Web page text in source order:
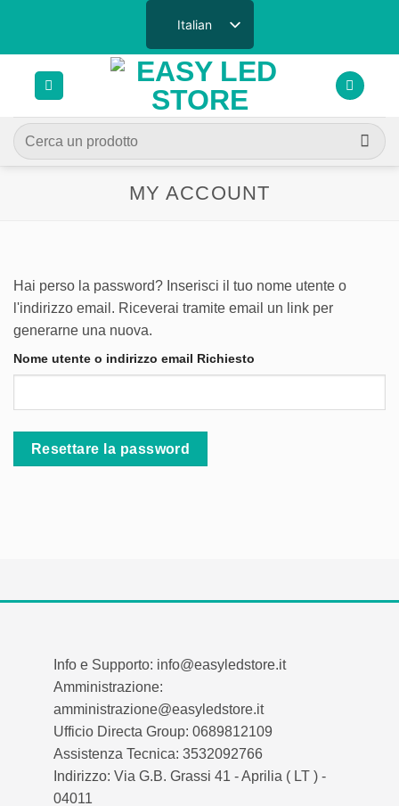
contenuti
Italian
Cerca:
MY ACCOUNT
Hai perso la password? Inserisci il tuo nome utente o
l'indirizzo email. Riceverai tramite email un link per
generarne una nuova.
Nome utente o indirizzo email Richiesto
Resettare la password
Info e Supporto: info@easyledstore.it
Amministrazione:
amministrazione@easyledstore.it
Ufficio Directa Group: 0689812109
Assistenza Tecnica: 3532092766
Indirizzo: Via G.B. Grassi 41 - Aprilia ( LT ) -
04011